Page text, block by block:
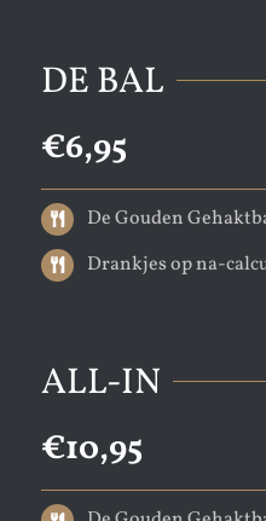
DE BAL
€6,95
De Gouden
Drankjes op na-
ALL-IN
€10,95